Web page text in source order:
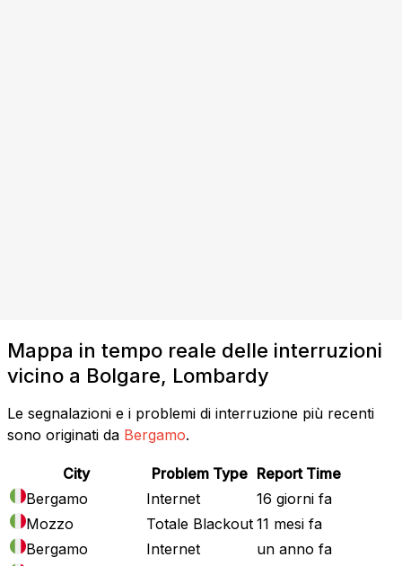
Mappa in tempo reale delle interruzioni
vicino a Bolgare, Lombardy
Le segnalazioni e i problemi di interruzione più recenti
sono originati da Bergamo.
City Problem Type Report Time
Bergamo
Internet
16 giorni fa
Mozzo
Totale Blackout 11 mesi fa
Bergamo
Internet
un anno fa